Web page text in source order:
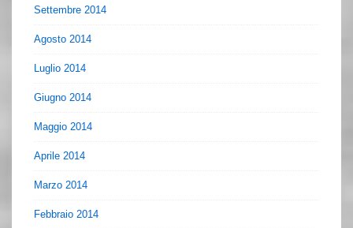
Settembre 2014
Agosto 2014
Luglio 2014
Giugno 2014
Maggio 2014
Aprile 2014
Marzo 2014
Febbraio 2014